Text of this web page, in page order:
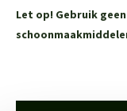
Let op! Gebruik